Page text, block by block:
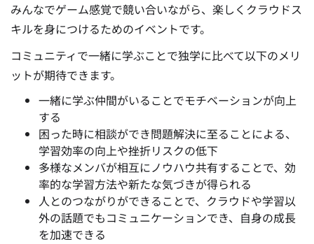
みんなでゲーム感覚で競い合いながら、楽しくクラウドス
キルを身につけるためのイベントです。
コミュニティで一緒に学ぶことで独学に比べて以下のメリ
ットが期待できます。
一緒に学ぶ仲間がいることでモチベーションが向上
する
困った時に相談ができ問題解決に至ることによる、
学習効率の向上や挫折リスクの低下
多様なメンバが相互にノウハウ共有することで、効
率的な学習方法や新たな気づきが得られる
人とのつながりができることで、クラウドや学習以
外の話題でもコミュニケーションでき、自身の成長
を加速できる